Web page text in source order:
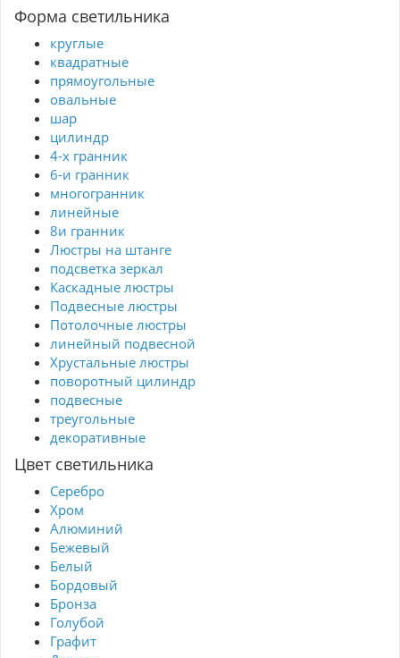
Форма светильника
круглые
квадратные
прямоугольные
овальные
шар
цилиндр
4-х гранник
6-и гранник
многогранник
линейные
8и гранник
Люстры на штанге
подсветка зеркал
Каскадные люстры
Подвесные люстры
Потолочные люстры
линейный подвесной
Хрустальные люстры
поворотный цилиндр
подвесные
треугольные
декоративные
Цвет светильника
Серебро
Хром
Алюминий
Бежевый
Белый
Бордовый
Бронза
Голубой
Графит